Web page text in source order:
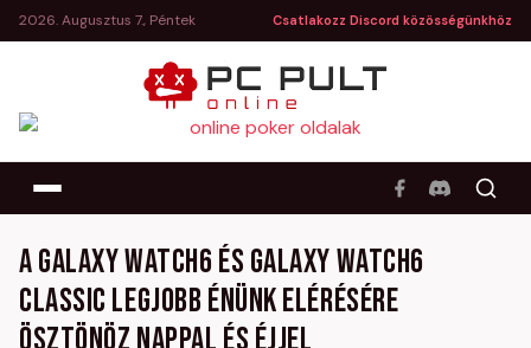
2026. Augusztus 7., Péntek Csatlakozz Discord közösségünkhöz
A Galaxy Watch6 és Galaxy Watch6
Classic legjobb énünk elérésére